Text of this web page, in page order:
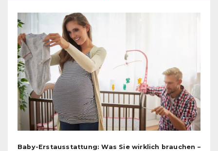
Baby-Erstausstattung: Was Sie wirklich brauchen –